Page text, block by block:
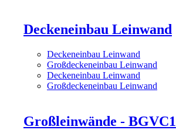
Deckeneinbau Leinwand
Deckeneinbau Leinwand
Großdeckeneinbau Leinwand
Deckeneinbau Leinwand
Großdeckeneinbau Leinwand
Großleinwände - BGVC1